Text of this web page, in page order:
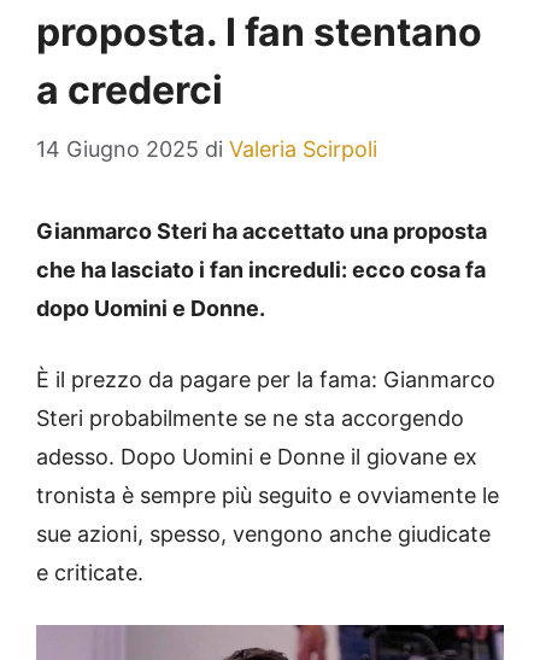
proposta. I fan stentano
a crederci
14 Giugno 2025 di Valeria Scirpoli
Gianmarco Steri ha accettato una proposta
che ha lasciato i fan increduli: ecco cosa fa
dopo Uomini e Donne.
È il prezzo da pagare per la fama: Gianmarco
Steri probabilmente se ne sta accorgendo
adesso. Dopo Uomini e Donne il giovane ex
tronista è sempre più seguito e ovviamente le
sue azioni, spesso, vengono anche giudicate
e criticate.